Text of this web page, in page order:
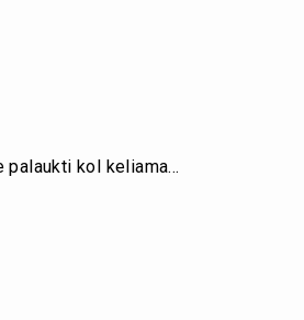
palaukti kol keliama…